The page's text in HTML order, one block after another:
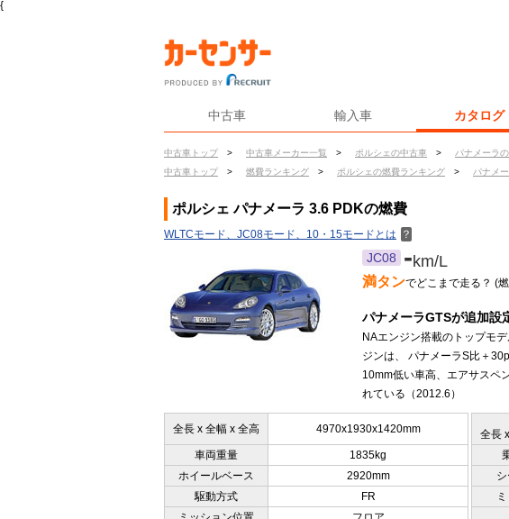
{
中古車 輸入車 カタログ
中古車トップ > 中古車メーカー一覧 > ポルシェの中古車 > パナメーラ
中古車トップ
> 燃費ランキング > ポルシェの燃費ランキング > パナメ
ポルシェ パナメーラ 3.6 PDKの燃費
WLTCモード、JC08モード、10・15モードとは ？
JC08 -km/L
満タンでどこまで走る？ (
パナメーラGTSが追加設
NAエンジン搭載のトップモ
ジンは、 パナメーラS比＋
10mm低い車高、エアサスペ
れている（2012.6）
全長 x 全幅 x 全高 4970x1930x1420mm
全長
車両重量 1835kg
ホイールベース
2920mm
駆動方式
FR